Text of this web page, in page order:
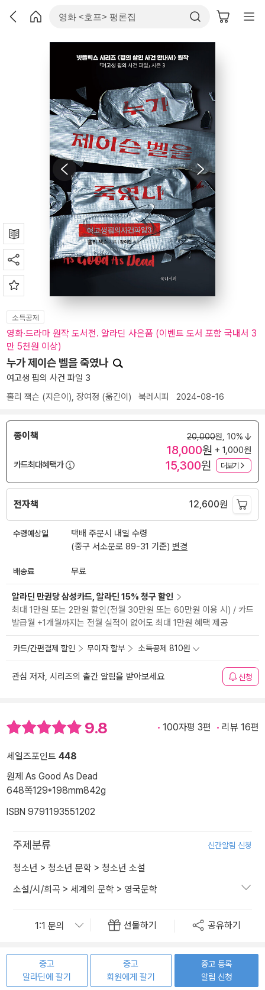
소득공제
영화·드라마 원작 도서전. 알라딘 사은품 (이벤트 도서 포함 국내서 3
만 5천원 이상)
누가 제이슨 벨을 죽였나
여고생 핍의 사건 파일 3
홀리 잭슨 (지은이), 장여정 (옮긴이) 북레시피 2024-08-16
종이책 20,000원, 10%
18,000원 + 1,000원
카드최대혜택가
15,300원 더보기
전자책 12,600원
수령예상일
택배 주문시 내일 수령
(중구 서소문로 89-31 기준) 변경
배송료 무료
알라딘 만권당 삼성카드, 알라딘 15% 청구 할인
최대 1만원 또는 2만원 할인(전월 30만원 또는 60만원 이용 시) / 카드
발급월 +1개월까지는 전월 실적이 없어도 최대 1만원 혜택 제공
카드/간편결제 할인 무이자 할부 소득공제 810원
관심 저자, 시리즈의 출간 알림을 받아보세요 신청
9.8 100자평 3편 리뷰 16편
세일즈포인트 448
원제 As Good As Dead
648쪽129*198mm842g
ISBN 9791193551202
주제분류 신간알림 신청
청소년 > 청소년 문학 > 청소년 소설
소설/시/희곡 > 세계의 문학 > 영국문학
선물하기 공유하기
중고
알라딘에 팔기
중고
회원에게 팔기
중고 등록
알림 신청